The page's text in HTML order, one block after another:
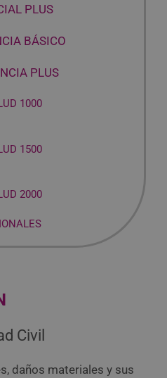
PLUS
BÁSICO
PLUS
1000
1500
2000
Civil
daños materiales y sus